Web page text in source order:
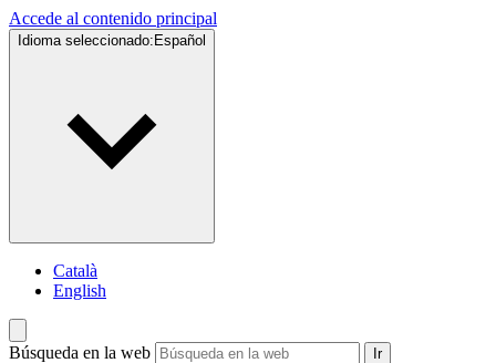
Accede al contenido principal
Idioma seleccionado: Español
Català
English
Búsqueda en la web Ir